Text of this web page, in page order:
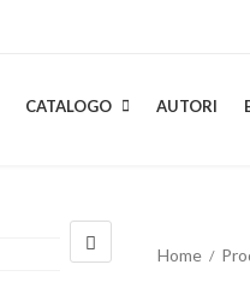
CATALOGO AUTORI
Home